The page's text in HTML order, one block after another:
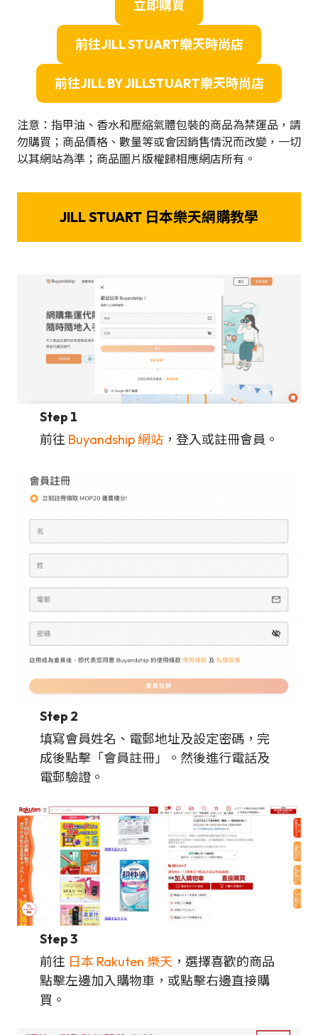
立即購買
前往JILL STUART樂天時尚店
前往JILL BY JILLSTUART樂天時尚店
注意：指甲油、香水和壓縮氣體包裝的商品為禁運品，請
勿購買；商品價格、數量等或會因銷售情況而改變，一切
以其網站為準；商品圖片版權歸相應網店所有。
JILL STUART 日本樂天網購教學
Step 1
前往 Buyandship 網站 ，登入或註冊會員。
Step 2
填寫會員姓名、電郵地址及設定密碼，完
成後點擊「會員註冊」。然後進行電話及
電郵驗證。
Step 3
前往 日本 Rakuten 樂天 ，選擇喜歡的商品
點擊左邊加入購物車，或點擊右邊直接購
買。